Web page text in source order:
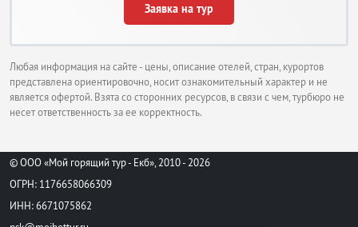
Заявка на тур
Любая информация на сайте - цены, описание отелей, стран, курортов
представлена ориентировочно, носит ознакомительный характер и не
является офертой. Взята со сторонних ресурсов, в связи с чем, турбюро не
несет ответственность за ее корректность.
© ООО «Мой горящий тур - Екб», 2010 - 2026
ОГРН: 1176658066309
ИНН: 6671075862